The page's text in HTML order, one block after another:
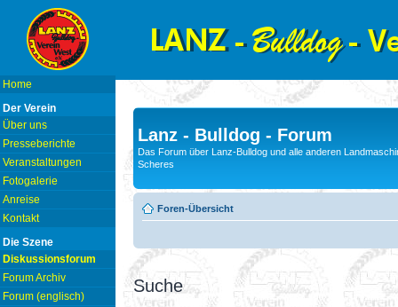
Home
Der Verein
Über uns
Presseberichte
Veranstaltungen
Fotogalerie
Anreise
Kontakt
Die Szene
Diskussionsforum
Forum Archiv
Forum (englisch)
Lanz - Bulldog - Forum
Das Forum über Lanz-Bulldog und alle anderen
Scheres
Foren-Übersicht
Suche